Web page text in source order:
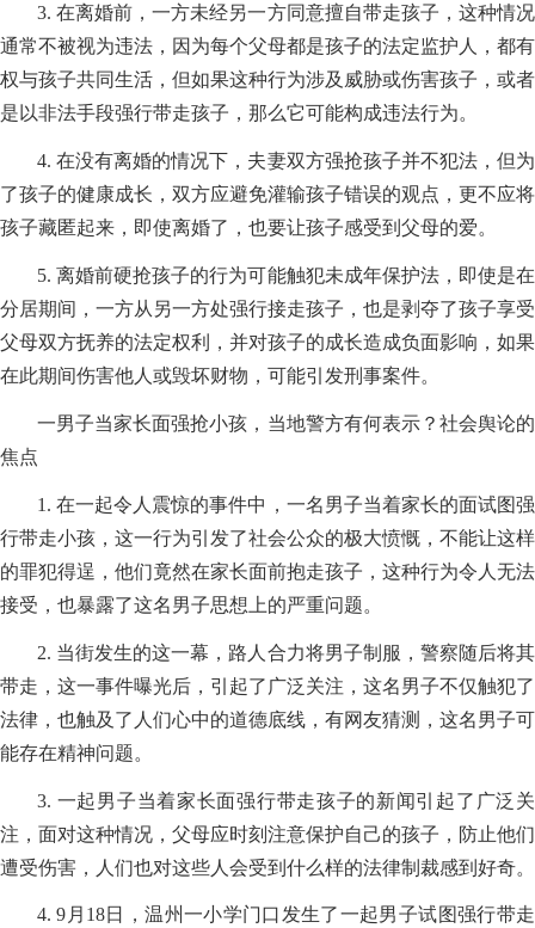
3. 在离婚前，一方未经另一方同意擅自带走孩子，这种情况
通常不被视为违法，因为每个父母都是孩子的法定监护人，都有
权与孩子共同生活，但如果这种行为涉及威胁或伤害孩子，或者
是以非法手段强行带走孩子，那么它可能构成违法行为。
4. 在没有离婚的情况下，夫妻双方强抢孩子并不犯法，但为
了孩子的健康成长，双方应避免灌输孩子错误的观点，更不应将
孩子藏匿起来，即使离婚了，也要让孩子感受到父母的爱。
5. 离婚前硬抢孩子的行为可能触犯未成年保护法，即使是在
分居期间，一方从另一方处强行接走孩子，也是剥夺了孩子享受
父母双方抚养的法定权利，并对孩子的成长造成负面影响，如果
在此期间伤害他人或毁坏财物，可能引发刑事案件。
一男子当家长面强抢小孩，当地警方有何表示？社会舆论的
焦点
1. 在一起令人震惊的事件中，一名男子当着家长的面试图强
行带走小孩，这一行为引发了社会公众的极大愤慨，不能让这样
的罪犯得逞，他们竟然在家长面前抱走孩子，这种行为令人无法
接受，也暴露了这名男子思想上的严重问题。
2. 当街发生的这一幕，路人合力将男子制服，警察随后将其
带走，这一事件曝光后，引起了广泛关注，这名男子不仅触犯了
法律，也触及了人们心中的道德底线，有网友猜测，这名男子可
能存在精神问题。
3. 一起男子当着家长面强行带走孩子的新闻引起了广泛关
注，面对这种情况，父母应时刻注意保护自己的孩子，防止他们
遭受伤害，人们也对这些人会受到什么样的法律制裁感到好奇。
4. 9月18日，温州一小学门口发生了一起男子试图强行带走